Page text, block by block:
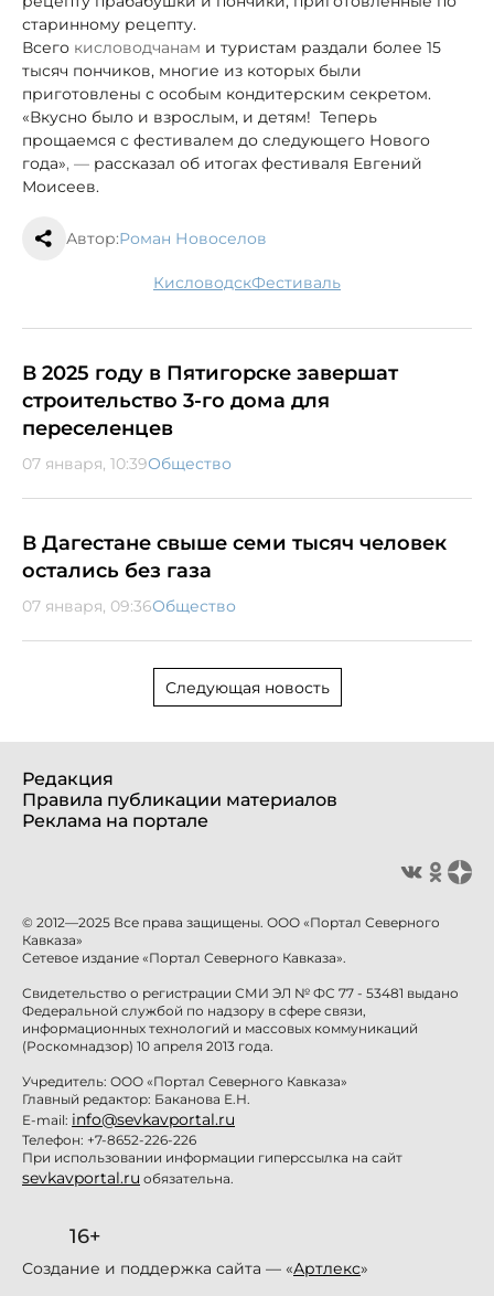
старинному рецепту.
Всего кисловодчанам и туристам раздали более 15
тысяч пончиков, многие из которых были
приготовлены с особым кондитерским секретом.
«Вкусно было и взрослым, и детям! Теперь
прощаемся с фестивалем до следующего Нового
года», — рассказал об итогах фестиваля Евгений
Моисеев.
Автор:Роман Новоселов
Кисловодск фестиваль
В 2025 году в Пятигорске завершат
строительство 3-го дома для
переселенцев
07 января, 10:39Общество
В Дагестане свыше семи тысяч человек
остались без газа
07 января, 09:36Общество
Следующая новость
Редакция
Правила публикации материалов
Реклама на портале
© 2012—2025 Все права защищены. ООО «Портал Северного
Кавказа»
Сетевое издание «Портал Северного Кавказа».
Свидетельство о регистрации СМИ ЭЛ № ФС 77 - 53481 выдано
Федеральной службой по надзору в сфере связи,
информационных технологий и массовых коммуникаций
(Роскомнадзор) 10 апреля 2013 года.
Учредитель: ООО «Портал Северного Кавказа»
Главный редактор: Баканова Е.Н.
E-mail: info@sevkavportal.ru
Телефон: +7-8652-226-226
При использовании информации гиперссылка на сайт
sevkavportal.ru обязательна.
16+
Создание и поддержка сайта — «Артлекс»